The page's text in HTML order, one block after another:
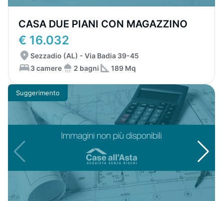
CASA DUE PIANI CON MAGAZZINO
€ 16.032
Sezzadio (AL) - Via Badia 39-45
3 camere
2 bagni 189 Mq
Suggerimento